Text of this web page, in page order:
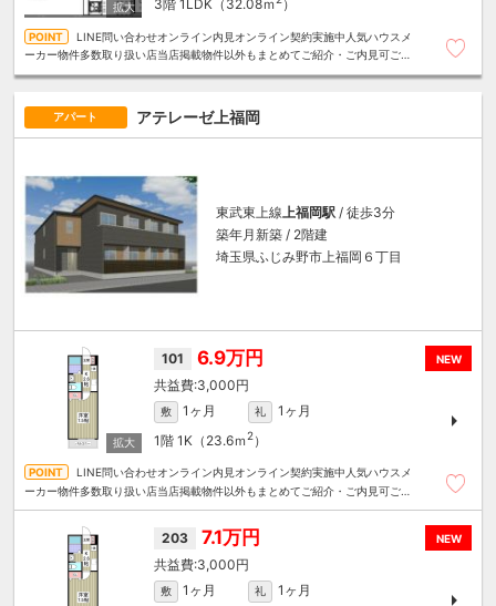
3階 1LDK（32.08ｍ ）
LINE問い合わせオンライン内見オンライン契約実施中人気ハウスメ
ーカー物件多数取り扱い店当店掲載物件以外もまとめてご紹介・ご内見可ご予
アパート アテレーゼ上福岡
東武東上線 上福岡駅 / 徒歩3分
築年月新築 / 2階建
埼玉県ふじみ野市上福岡６丁目
NEW
101 6.9万円
3,000円
敷 1ヶ月 礼
1ヶ月
1階 1K（23.6ｍ 2）
LINE問い合わせオンライン内見オンライン契約実施中人気ハウスメ
ーカー物件多数取り扱い店当店掲載物件以外もまとめてご紹介・ご内見可ご予
NEW
203 7.1万円
3,000円
敷 1ヶ月 礼
1ヶ月